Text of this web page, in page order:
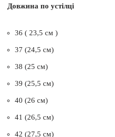
Довжина по устілці
36 ( 23,5 см )
37 (24,5 см)
38 (25 см)
39 (25,5 см)
40 (26 см)
41 (26,5 см)
42 (27,5 см)